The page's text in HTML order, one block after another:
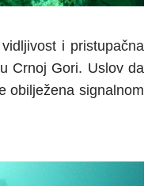
i pristupačna
Crnoj Gori. Uslov da
obilježena signalnom